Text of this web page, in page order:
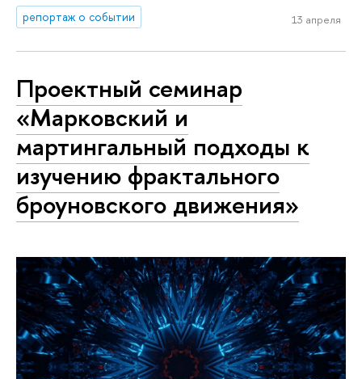
репортаж о событии
13 апреля
Проектный семинар
«Марковский и
мартингальный подходы к
изучению фрактального
броуновского движения»